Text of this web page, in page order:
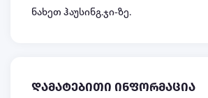
ნახეთ ჰაუსინგ.ჯი-ზე.
დამატებითი ინფორმაცია